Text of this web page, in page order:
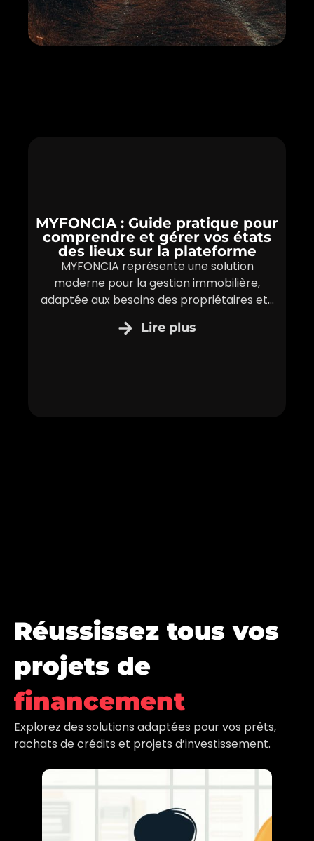
MYFONCIA : Guide pratique pour
comprendre et gérer vos états
des lieux sur la plateforme
MYFONCIA représente une solution
moderne pour la gestion immobilière,
adaptée aux besoins des propriétaires et...
Lire plus
Réussissez tous vos
projets de
financement
Explorez des solutions adaptées pour vos prêts,
rachats de crédits et projets d’investissement.